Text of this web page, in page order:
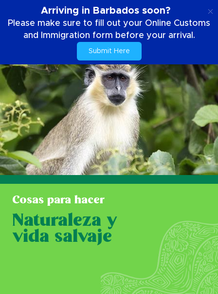
Arriving in Barbados soon?
Please make sure to fill out your Online Customs
and Immigration form before your arrival.
Submit Here
Cosas para hacer
Naturaleza y
vida salvaje